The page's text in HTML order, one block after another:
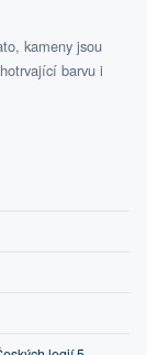
kameny jsou
barvu i